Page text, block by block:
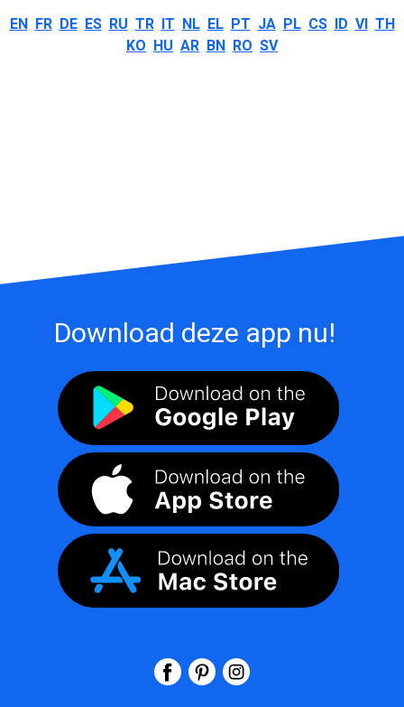
EN FR DE ES RU TR IT NL EL PT JA PL CS ID VI TH
KO HU AR BN RO SV
Download deze app nu!